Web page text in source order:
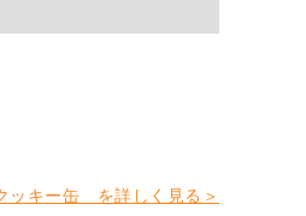
ッキー缶 を詳しく見る＞